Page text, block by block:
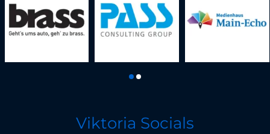
Viktoria Socials